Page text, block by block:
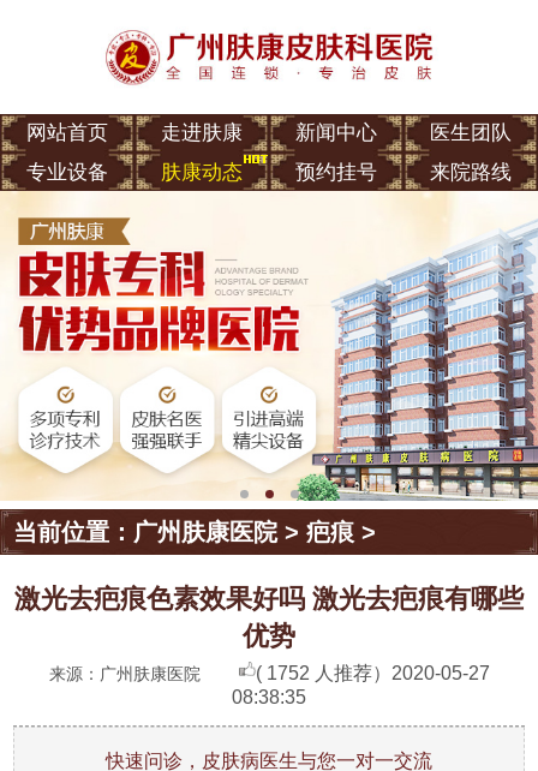
网站首页 走进肤康 新闻中心
医生团队
专业设备
肤康动态 预约挂号 来院路线
当前位置： 广州肤康医院>疤痕 >
激光去疤痕色素效果好吗 激光去疤痕有哪些
优势
来源：广州肤康医院 ( 1752 人推荐） 2020-05-27
08:38:35
快速问诊，皮肤病医生与您一对一交流